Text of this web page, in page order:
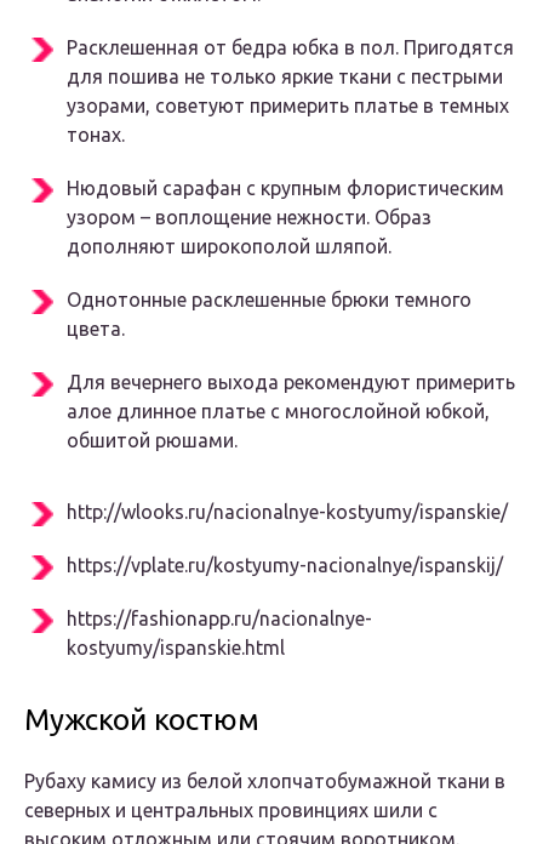
Расклешенная от бедра юбка в пол. Пригодятся
для пошива не только яркие ткани с пестрыми
узорами, советуют примерить платье в темных
тонах.
Нюдовый сарафан с крупным флористическим
узором – воплощение нежности. Образ
дополняют широкополой шляпой.
Однотонные расклешенные брюки темного
цвета.
Для вечернего выхода рекомендуют примерить
алое длинное платье с многослойной юбкой,
обшитой рюшами.
http://wlooks.ru/nacionalnye-kostyumy/ispanskie/
https://vplate.ru/kostyumy-nacionalnye/ispanskij/
https://fashionapp.ru/nacionalnye-
kostyumy/ispanskie.html
Мужской костюм
Рубаху камису из белой хлопчатобумажной ткани в
северных и центральных провинциях шили с